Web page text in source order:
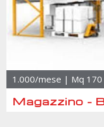
1.000/mese | Mq
Magazzino -